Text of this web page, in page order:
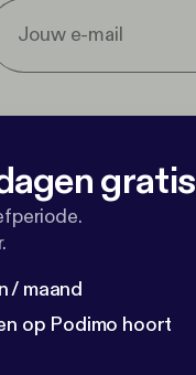
gratis
/ maand
op Podimo hoort